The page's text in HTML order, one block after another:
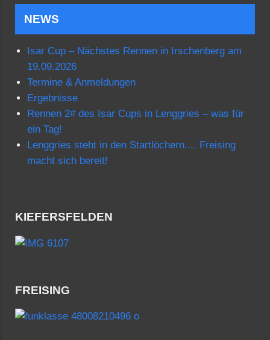
NEWS
Isar Cup – Nächstes Rennen in Irschenberg am
19.09.2026
Termine & Anmeldungen
Ergebnisse
Rennen 2# des Isar Cups in Lenggries – was für
ein Tag!
Lenggries steht in den Startlöchern.... Freising
macht sich bereit!
KIEFERSFELDEN
FREISING